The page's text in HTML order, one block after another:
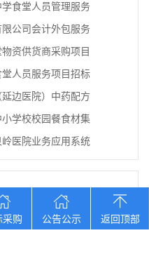
食堂人员管理服务
公司会计外包服务
资供货商采购项目
人员服务项目招标
边医院）中药配方
学校校园餐食材集
医院业务应用系统
食堂食材采购
采购 公告公示 返回顶部